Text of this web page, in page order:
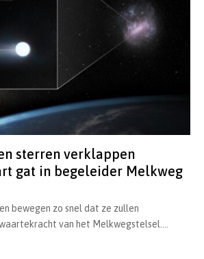
sterren verklappen
gat in begeleider Melkweg
bewegen zo snel dat ze zullen
van het Melkwegstelsel....